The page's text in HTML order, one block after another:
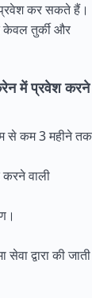
कर सकते हैं।
केवल तुर्की और
में प्रवेश करने
से कम 3 महीने तक
वाली
द्वारा की जाती